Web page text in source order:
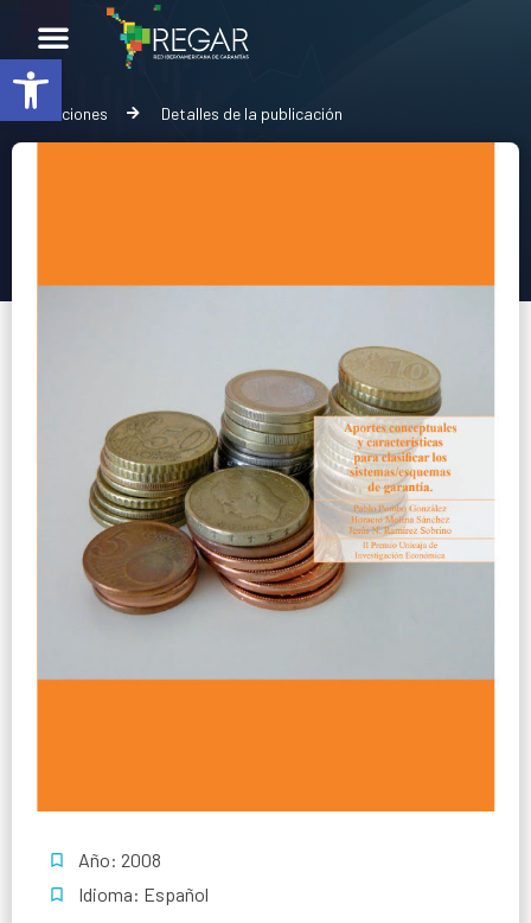
Abrir barra de herramientas
Publicaciones Detalles de la publicación
Año: 2008
Idioma: Español